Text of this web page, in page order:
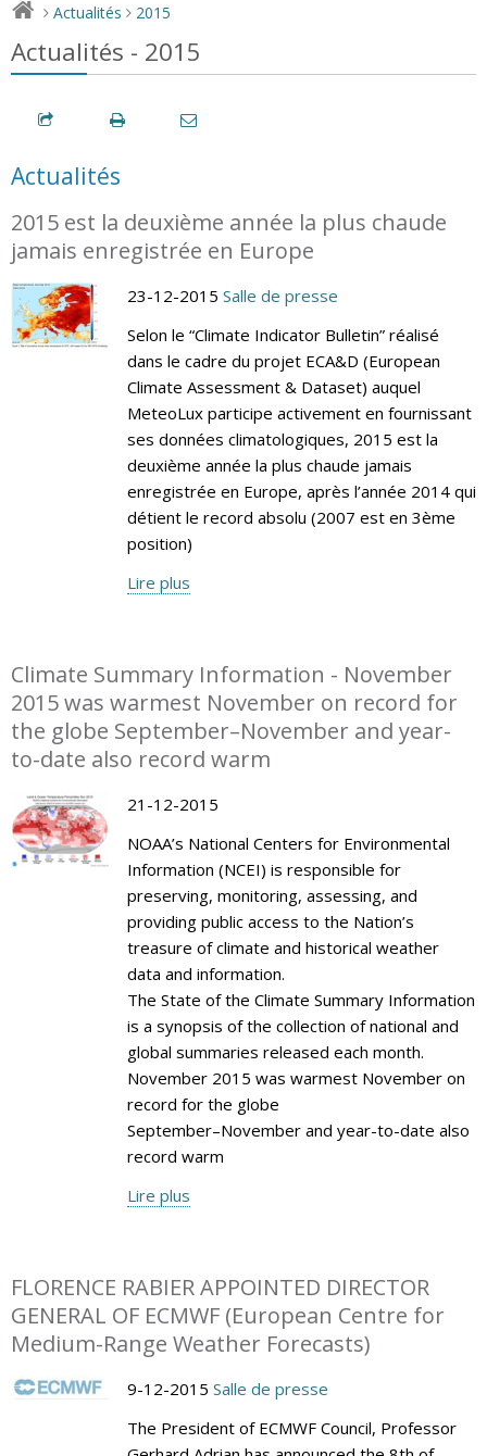
> Actualités > 2015
Actualités - 2015
Actualités
2015 est la deuxième année la plus chaude
jamais enregistrée en Europe
23-12-2015 Salle de presse
Selon le “Climate Indicator Bulletin” réalisé
dans le cadre du projet ECA&D (European
Climate Assessment & Dataset) auquel
MeteoLux participe activement en fournissant
ses données climatologiques, 2015 est la
deuxième année la plus chaude jamais
enregistrée en Europe, après l’année 2014 qui
détient le record absolu (2007 est en 3ème
position)
Lire plus
Climate Summary Information - November
2015 was warmest November on record for
the globe September–November and year-
to-date also record warm
21-12-2015
NOAA’s National Centers for Environmental
Information (NCEI) is responsible for
preserving, monitoring, assessing, and
providing public access to the Nation’s
treasure of climate and historical weather
data and information.
The State of the Climate Summary Information
is a synopsis of the collection of national and
global summaries released each month.
November 2015 was warmest November on
record for the globe
September–November and year-to-date also
record warm
Lire plus
FLORENCE RABIER APPOINTED DIRECTOR
GENERAL OF ECMWF (European Centre for
Medium-Range Weather Forecasts)
9-12-2015 Salle de presse
The President of ECMWF Council, Professor